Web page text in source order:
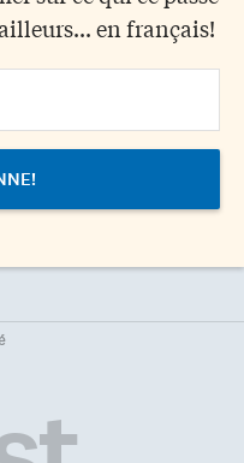
en français!